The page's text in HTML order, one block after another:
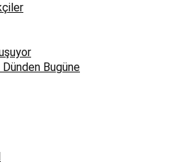
Bugüne